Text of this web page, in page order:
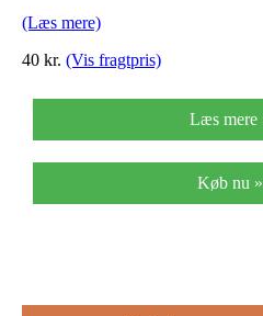
(Læs mere)
40 kr. (Vis fragtpris)
Læs mere
Køb nu »